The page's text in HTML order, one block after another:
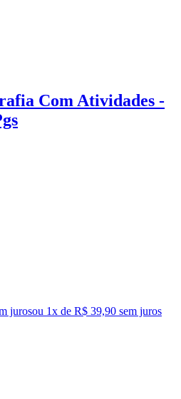
Com Atividades -
jurosou 1x de R$ 39,90 sem juros